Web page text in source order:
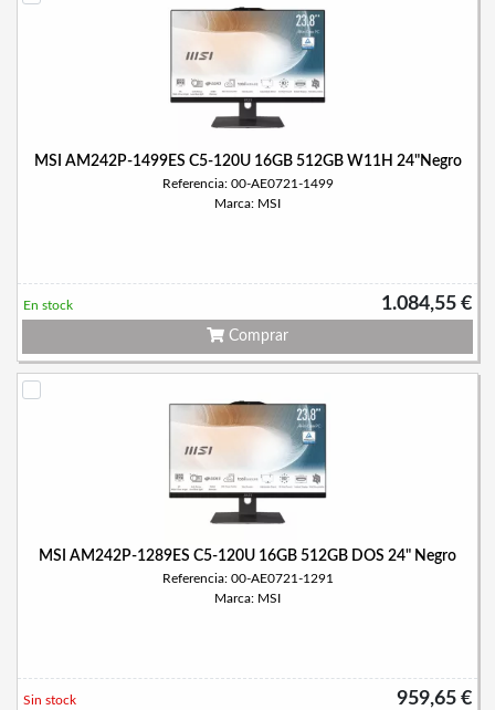
MSI AM242P-1499ES C5-120U 16GB 512GB W11H 24"Negro
Referencia: 00-AE0721-1499
Marca: MSI
1.084,55 €
En stock
Comprar
MSI AM242P-1289ES C5-120U 16GB 512GB DOS 24" Negro
Referencia: 00-AE0721-1291
Marca: MSI
959,65 €
Sin stock